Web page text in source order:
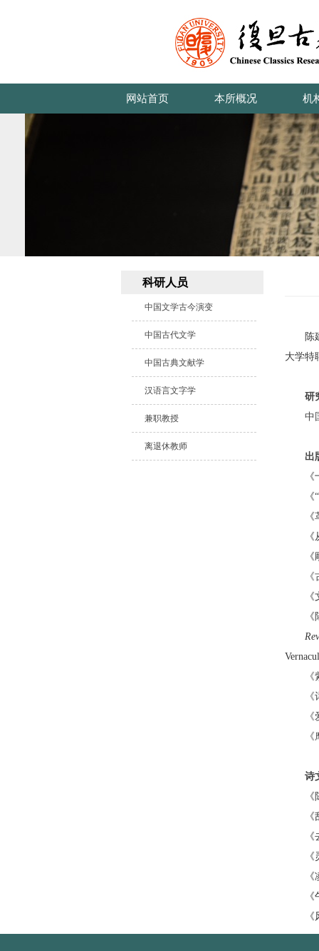
网站首页 本所概况 机
科研人员
中国文学古今演变
中国古代文学
中国古典文献学
汉语言文字学
兼职教授
离退休教师
陈
大学特
研
中
出
《“
诗